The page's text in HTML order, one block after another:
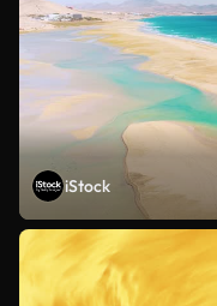
iStock